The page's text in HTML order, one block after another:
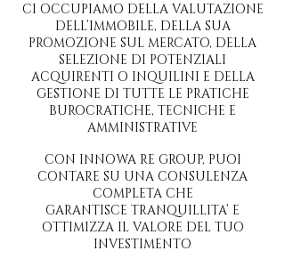
CI OCCUPIAMO DELLA VALUTAZIONE
DELL’IMMOBILE, DELLA SUA
PROMOZIONE SUL MERCATO, DELLA
SELEZIONE DI POTENZIALI
ACQUIRENTI O INQUILINI E DELLA
GESTIONE DI TUTTE LE PRATICHE
BUROCRATICHE, TECNICHE E
AMMINISTRATIVE
CON INNOWA RE GROUP, PUOI
CONTARE SU UNA CONSULENZA
COMPLETA CHE
GARANTISCE TRANQUILLITA’ E
OTTIMIZZA IL VALORE DEL TUO
INVESTIMENTO